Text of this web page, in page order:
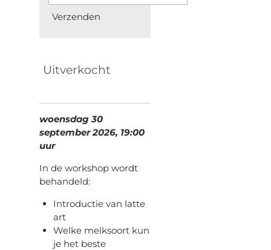
Verzenden
Uitverkocht
woensdag 30
september 2026, 19:00
uur
In de workshop wordt
behandeld:
Introductie van latte
art
Welke melksoort kun
je het beste